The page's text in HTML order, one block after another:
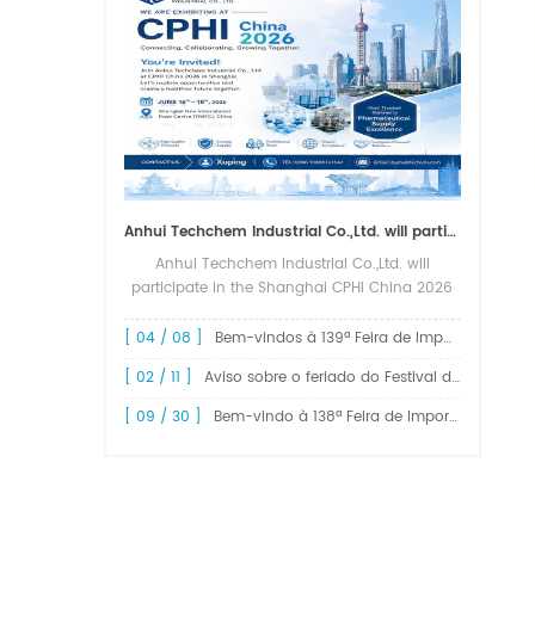
Anhui Techchem Industrial Co.,Ltd. will participate in the Shanghai CPHI China 2026 exhibition.
Anhui Techchem Industrial Co.,Ltd. will
participate in the Shanghai CPHI China 2026
grandly kick off at the Shanghai New
[ 04 / 08 ]
Bem-vindos à 139ª Feira de Importação e Exportação da China, Feira de Cantão.
[ 02 / 11 ]
Aviso sobre o feriado do Festival da Primavera de 2026!
[ 09 / 30 ]
Bem-vindo à 138ª Feira de Importação e Exportação da China